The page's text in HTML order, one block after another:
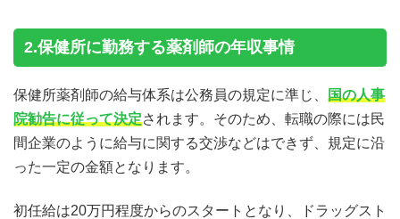
2.保健所に勤務する薬剤師の年収事情
保健所薬剤師の給与体系は公務員の規定に準じ、 国の人事
院勧告に従って決定されます。そのため、転職の際には民
間企業のように給与に関する交渉などはできず、規定に沿
った一定の金額となります。
初任給は20万円程度からのスタートとなり、ドラッグスト